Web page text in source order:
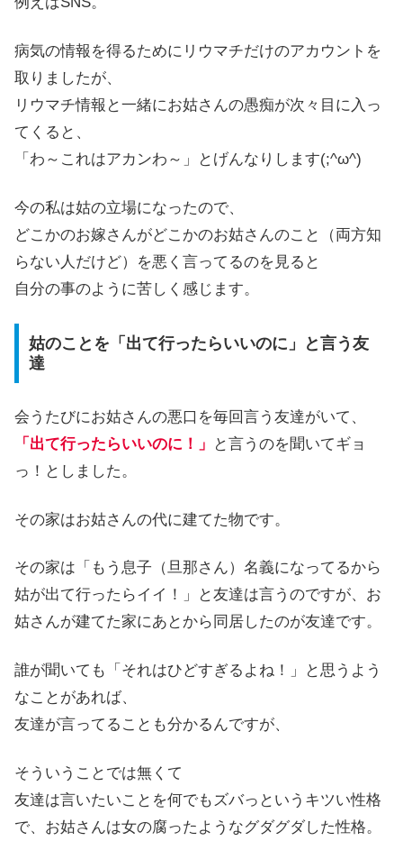
病気の情報を得るためにリウマチだけのアカウントを
取りましたが、
リウマチ情報と一緒にお姑さんの愚痴が次々目に入っ
てくると、
「わ～これはアカンわ～」とげんなりします(;^ω^)
今の私は姑の立場になったので、
どこかのお嫁さんがどこかのお姑さんのこと（両方知
らない人だけど）を悪く言ってるのを見ると
自分の事のように苦しく感じます。
姑のことを「出て行ったらいいのに」と言う友
達
会うたびにお姑さんの悪口を毎回言う友達がいて、
「出て行ったらいいのに！」
と言うのを聞いてギョ
っ！としました。
その家はお姑さんの代に建てた物です。
その家は「もう息子（旦那さん）名義になってるから
姑が出て行ったらイイ！」と友達は言うのですが、お
姑さんが建てた家にあとから同居したのが友達です。
誰が聞いても「それはひどすぎるよね！」と思うよう
なことがあれば、
友達が言ってることも分かるんですが、
そういうことでは無くて
友達は言いたいことを何でもズバっというキツい性格
で、お姑さんは女の腐ったようなグダグダした性格。